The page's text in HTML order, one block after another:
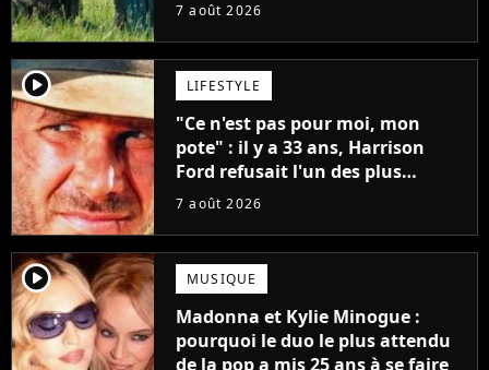
7 août 2026
player2 LIFESTYLE
"Ce n'est pas pour moi, mon
pote" : il y a 33 ans, Harrison
Ford refusait l'un des plus
grands succès de tous les temps
7 août 2026
player2 MUSIQUE
Madonna et Kylie Minogue :
pourquoi le duo le plus attendu
de la pop a mis 25 ans à se faire